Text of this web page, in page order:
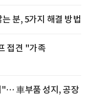
분, 5가지 해결 방법
접견 "가족
"… 車부품 성지, 공장